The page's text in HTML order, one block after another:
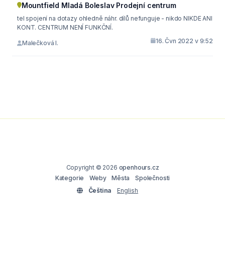
Mountfield Mladá Boleslav Prodejní centrum
tel spojení na dotazy ohledně náhr. dílů nefunguje - nikdo NIKDE ANI
KONT. CENTRUM NENÍ FUNKČNÍ.
Malečková I. 16. Čvn 2022 v 9:52
Copyright © 2026 openhours.cz
Kategorie
Weby Města
Společnosti
Čeština
English